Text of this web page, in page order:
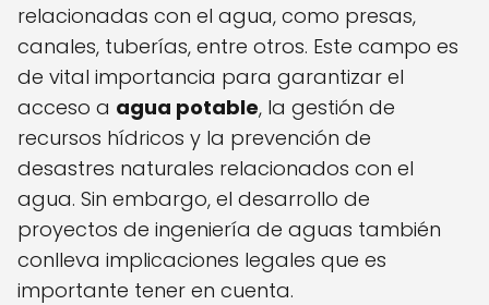
relacionadas con el agua, como presas,
canales, tuberías, entre otros. Este campo es
de vital importancia para garantizar el
acceso a agua potable, la gestión de
recursos hídricos y la prevención de
desastres naturales relacionados con el
agua. Sin embargo, el desarrollo de
proyectos de ingeniería de aguas también
conlleva implicaciones legales que es
importante tener en cuenta.